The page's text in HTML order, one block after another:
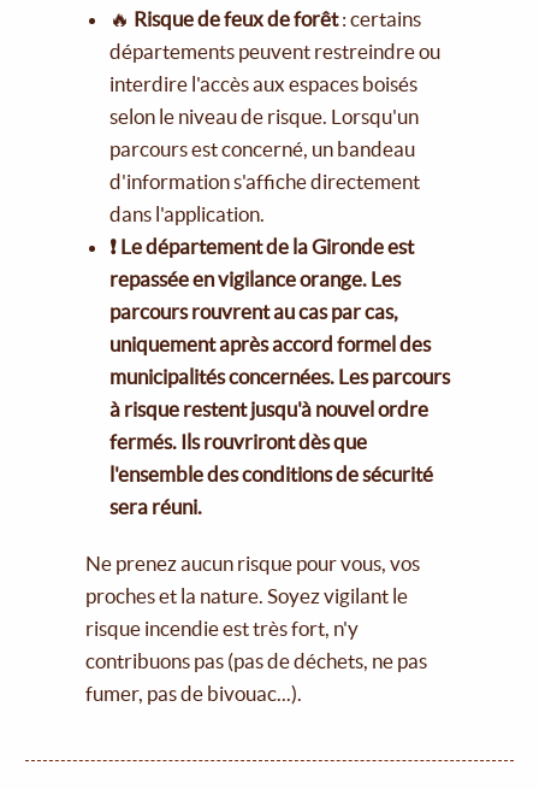
🔥 Risque de feux de forêt: certains
départements peuvent restreindre ou
interdire l'accès aux espaces boisés
selon le niveau de risque. Lorsqu'un
parcours est concerné, un bandeau
d'information s'affiche directement
dans l'application.
❗ Le département de la Gironde est
repassée en vigilance orange. Les
parcours rouvrent au cas par cas,
uniquement après accord formel des
municipalités concernées. Les parcours
à risque restent jusqu'à nouvel ordre
fermés. Ils rouvriront dès que
l'ensemble des conditions de sécurité
sera réuni.
Ne prenez aucun risque pour vous, vos
proches et la nature. Soyez vigilant le
risque incendie est très fort, n'y
contribuons pas (pas de déchets, ne pas
fumer, pas de bivouac...).